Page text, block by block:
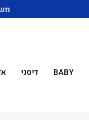
BABY דיסני